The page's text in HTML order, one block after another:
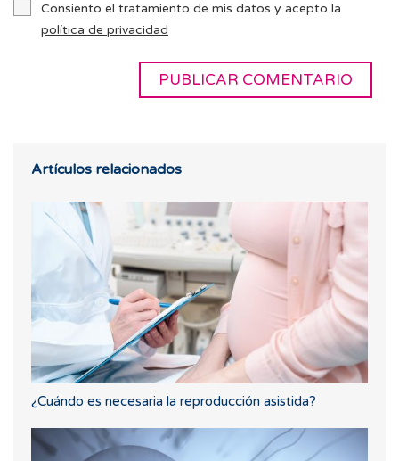
Consiento el tratamiento de mis datos y acepto la
política de privacidad
Artículos relacionados
¿Cuándo es necesaria la reproducción asistida?